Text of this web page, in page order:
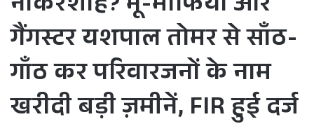
गैंगस्टर यशपाल तोमर से साँठ-
गाँठ कर परिवारजनों के नाम
खरीदी बड़ी ज़मीनें, FIR हुई दर्ज